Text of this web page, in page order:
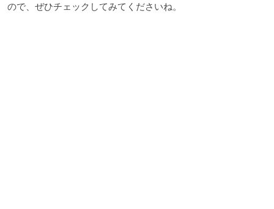
ので、ぜひチェックしてみてくださいね。